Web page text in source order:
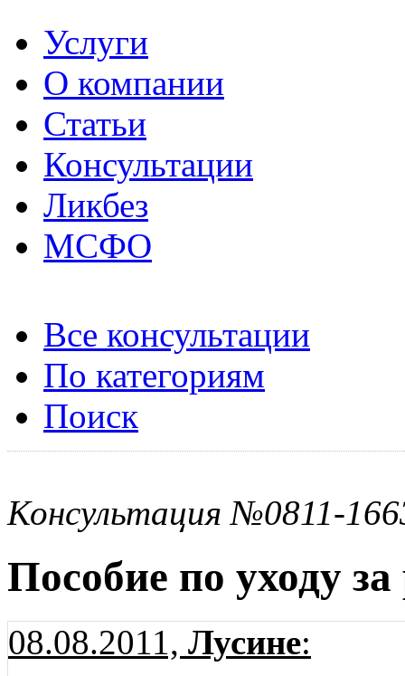
Услуги
О компании
Статьи
Консультации
Ликбез
МСФО
Все консультации
По категориям
Поиск
Консультация №0811-
Пособие по уходу
08.08.2011, Лусине: